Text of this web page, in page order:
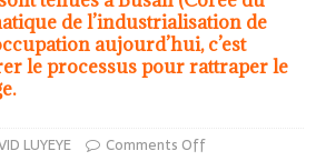
de l’industrialisation de
aujourd’hui, c’est
le processus pour rattraper le
LUYEYE Comments Off